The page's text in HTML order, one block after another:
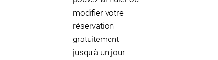
modifier votre
réservation
gratuitement
jusqu'à un jour